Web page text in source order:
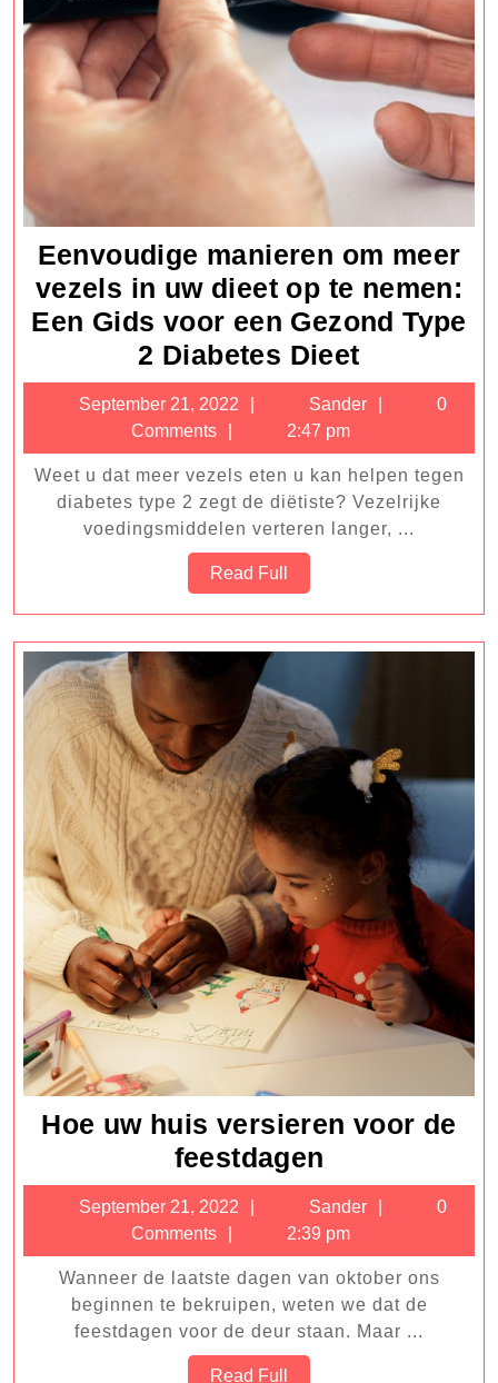
Eenvoudige manieren om meer
vezels in uw dieet op te nemen:
Een Gids voor een Gezond Type
2 Diabetes Dieet
manieren
om
meer
vezels
in
op
te
Gids
voor
Gezond
Type
2
Diabetes
Dieet
September 21, 2022
September
21,
2022
Sander Sander
0
Comments
2:47 pm
Weet u dat meer vezels eten u kan helpen tegen
diabetes type 2 zegt de diëtiste? Vezelrijke
voedingsmiddelen verteren langer, ...
Read Full
Full
Hoe uw huis versieren voor de
feestdagen
uw
huis
versieren
voor
de
September 21, 2022
September
21,
2022
Sander Sander
0
Comments
2:39 pm
Wanneer de laatste dagen van oktober ons
beginnen te bekruipen, weten we dat de
feestdagen voor de deur staan. Maar ...
Read Full